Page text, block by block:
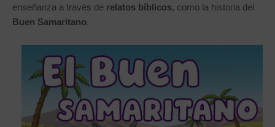
enseñanza a través de relatos bíblicos, como la historia del
Buen Samaritano.